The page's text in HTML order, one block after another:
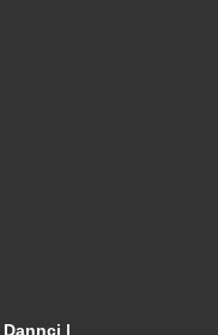
Dannci |